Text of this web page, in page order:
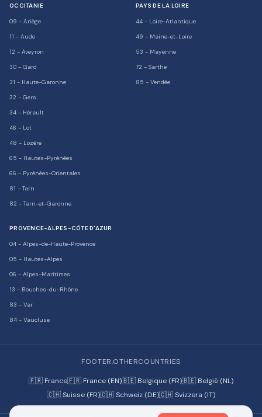
OCCITANIE
09 - Ariège
11 - Aude
12 - Aveyron
30 - Gard
31 - Haute-Garonne
32 - Gers
34 - Hérault
46 - Lot
48 - Lozère
65 - Hautes-Pyrénées
66 - Pyrénées-Orientales
81 - Tarn
82 - Tarn-et-Garonne
PAYS DE LA LOIRE
44 - Loire-Atlantique
49 - Maine-et-Loire
53 - Mayenne
72 - Sarthe
85 - Vendée
PROVENCE-ALPES-CÔTE D'AZUR
04 - Alpes-de-Haute-Provence
05 - Hautes-Alpes
06 - Alpes-Maritimes
13 - Bouches-du-Rhône
83 - Var
84 - Vaucluse
FOOTER.OTHERCOUNTRIES
🇫🇷 France🇫🇷 France (EN)🇧🇪 Belgique (FR)🇧🇪 België (NL)
🇨🇭 Suisse (FR)🇨🇭 Schweiz (DE)🇨🇭 Svizzera (IT)